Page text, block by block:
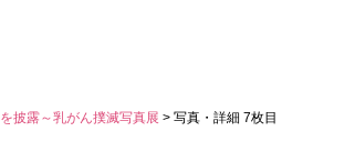
披露～乳がん撲滅写真展 > 写真・詳細 7枚目